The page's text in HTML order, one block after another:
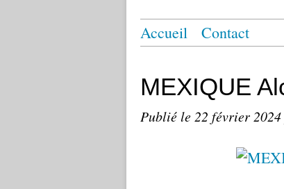
Accueil Contact
MEXIQUE
Publié le 22 février 2024